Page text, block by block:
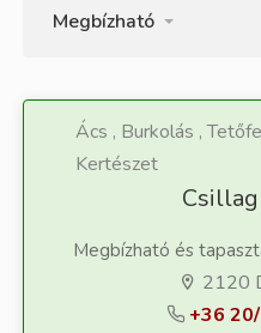
Megbízható
Ács , Burkolás ,
Kertészet
Megbízható és
2120
+36